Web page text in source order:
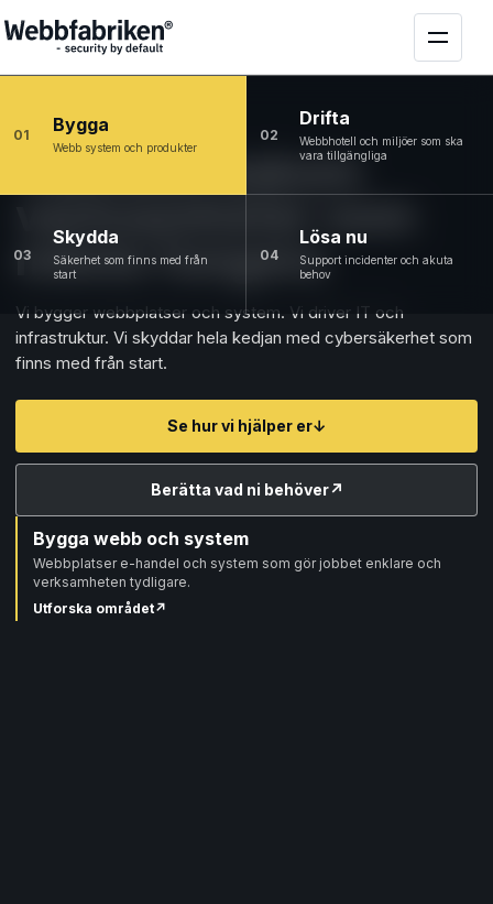
Tekniken bakom
verksamheter som
måste fungera
Vi bygger webbplatser och system. Vi driver IT och
infrastruktur. Vi skyddar hela kedjan med cybersäkerhet som
finns med från start.
Se hur vi hjälper er↓
Berätta vad ni behöver↗
Bygga webb och system
Webbplatser e-handel och system som gör jobbet enklare och
verksamheten tydligare.
Utforska området↗
01 Bygga
Webb system och produkter
02
Drifta
Webbhotell och miljöer som ska
vara tillgängliga
03
Skydda
Säkerhet som finns med från
start
04
Lösa nu
Support incidenter och akuta
behov